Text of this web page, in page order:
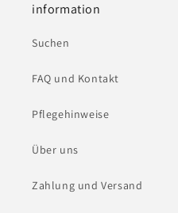
information
Suchen
FAQ und Kontakt
Pflegehinweise
Über uns
Zahlung und Versand